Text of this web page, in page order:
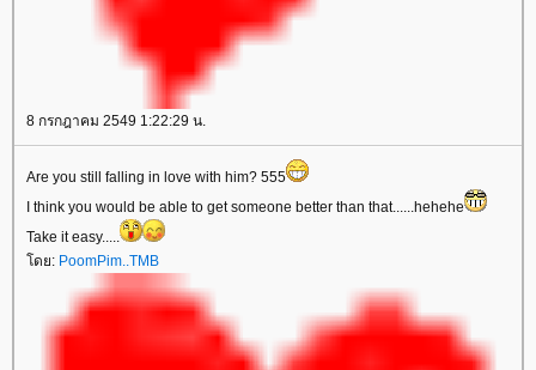
8 กรกฎาคม 2549 1:22:29 น.
Are you still falling in love with him? 555
I think you would be able to get someone better than that......hehehe
Take it easy.....
ดย: PoomPim..TMB